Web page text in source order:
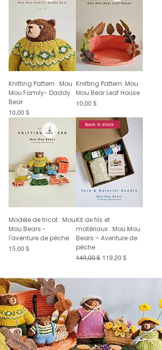
Knitting Pattern : Mou
Mou Family- Daddy
Bear
Prix
10,00 $
Knitting Pattern: Mou
Mou Bear Leaf House
Prix
10,00 $
Modèle de tricot : Mou
Mou Bears -
l'aventure de pêche
Prix
15,00 $
Back in stock
Kit de fils et
matériaux : Mou Mou
Bears – Aventure de
pêche
Prix original
149,00 $ Prix promotionnel
119,20 $